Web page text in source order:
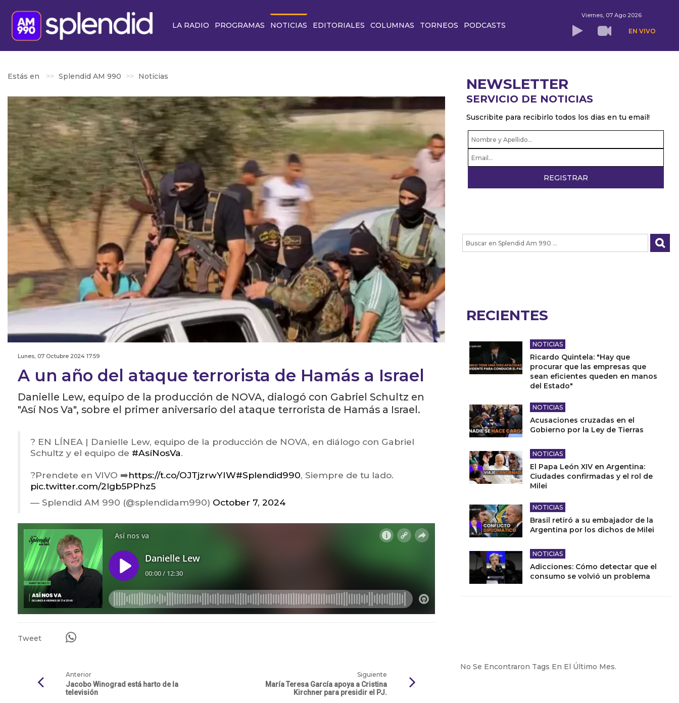
LA RADIO PROGRAMAS NOTICIAS EDITORIALES COLUMNAS TORNEOS PODCASTS
Viernes, 07 Ago 2026
EN VIVO
Estás en Splendid AM 990 Noticias
Lunes, 07 Octubre 2024 17:59
A un año del ataque terrorista de Hamás a Israel
Danielle Lew, equipo de la producción de NOVA, dialogó con Gabriel Schultz en
"Así Nos Va", sobre el primer aniversario del ataque terrorista de Hamás a Israel.
? EN LÍNEA | Danielle Lew, equipo de la producción de NOVA, en diálogo con Gabriel
Schultz y el equipo de #AsíNosVa.
?Prendete en VIVO ➡️https://t.co/OJTjzrwYIW#Splendid990, Siempre de tu lado.
pic.twitter.com/2lgb5PPhz5
— Splendid AM 990 (@splendidam990) October 7, 2024
Tweet
Anterior
Jacobo Winograd está harto de la
televisión
Siguiente
María Teresa García apoya a Cristina
Kirchner para presidir el PJ.
NEWSLETTER
SERVICIO DE NOTICIAS
Suscribite para recibirlo todos los dias en tu email!
RECIENTES
NOTICIAS
Ricardo Quintela: "Hay que
procurar que las empresas que
sean eficientes queden en manos
del Estado"
NOTICIAS
Acusaciones cruzadas en el
Gobierno por la Ley de Tierras
NOTICIAS
El Papa León XIV en Argentina:
Ciudades confirmadas y el rol de
Milei
NOTICIAS
Brasil retiró a su embajador de la
Argentina por los dichos de Milei
NOTICIAS
Adicciones: Cómo detectar que el
consumo se volvió un problema
No Se Encontraron Tags En El Último Mes.